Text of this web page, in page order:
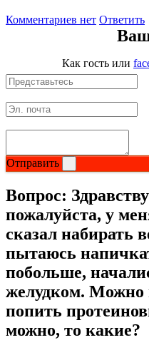
Комментариев нет Ответить
Как гость или
Отправить
Вопрос:
пожалуйста, у
сказал набирать
пытаюсь
побольше,
желудком. Можно
попить
можно, то какие?